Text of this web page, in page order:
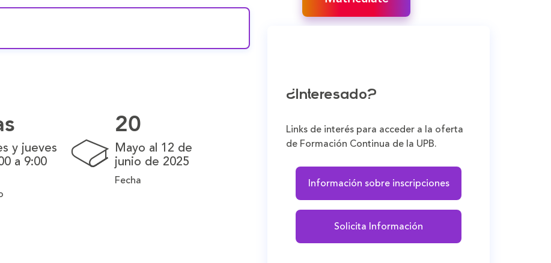
y jueves
a 9:00
20
Mayo al 12 de
junio de 2025
Fecha
¿Interesado?
Links de interés para acceder a la oferta
de Formación Continua de la UPB.
Información sobre inscripciones
Solicita Información